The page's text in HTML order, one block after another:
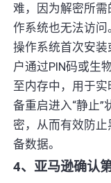
难，因为解密所
作系统也无法访
操作系统首次安
户通过PIN码或生
至内存中，用于
备重启进入“静止
密，从而有效防
备数据。
4、亚马逊确认